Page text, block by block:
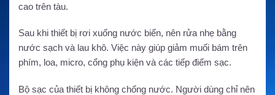
cao trên tàu.
Sau khi thiết bị rơi xuống nước biển, nên rửa nhẹ bằng
nước sạch và lau khô. Việc này giúp giảm muối bám trên
phím, loa, micro, cổng phụ kiện và các tiếp điểm sạc.
Bộ sạc của thiết bị không chống nước. Người dùng chỉ nên